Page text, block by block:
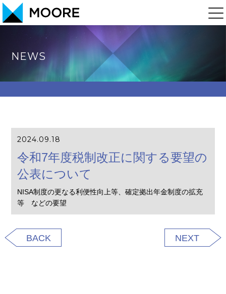
NEWS
2024.09.18
令和7年度税制改正に関する要望の
公表について
NISA制度の更なる利便性向上等、確定拠出年金制度の拡充
等 などの要望
BACK NEXT